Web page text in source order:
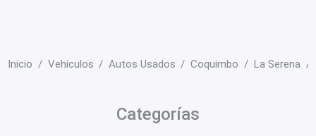
Inicio Vehículos Autos Usados Coquimbo La Serena
Categorías